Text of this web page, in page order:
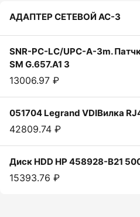
АДАПТЕР СЕТЕВОЙ АС-3
SNR-PC-LC/UPC-A-3m.
SM G.657.A1 3
13006.97 ₽
051704 Legrand VDIВилка
42809.74 ₽
Диск HDD HP 458928-B21
15393.76 ₽